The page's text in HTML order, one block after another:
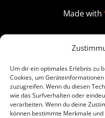
Um dir ein optimales Erlebnis zu
Cookies, um
zuzugreifen. Wenn du diesen
wie das Surfverhalten oder
verarbeiten. Wenn du deine
können bestimmte Merkmale
Made with